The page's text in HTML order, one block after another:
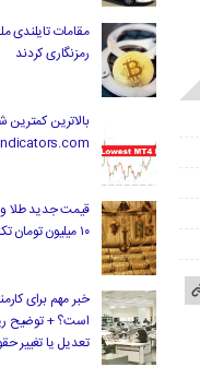
رمزنگاری کردند
۱۰ میلیون تومان تکان خورد
خبر مهم برای
است؟ + توضیح
تعدیل یا تغییر